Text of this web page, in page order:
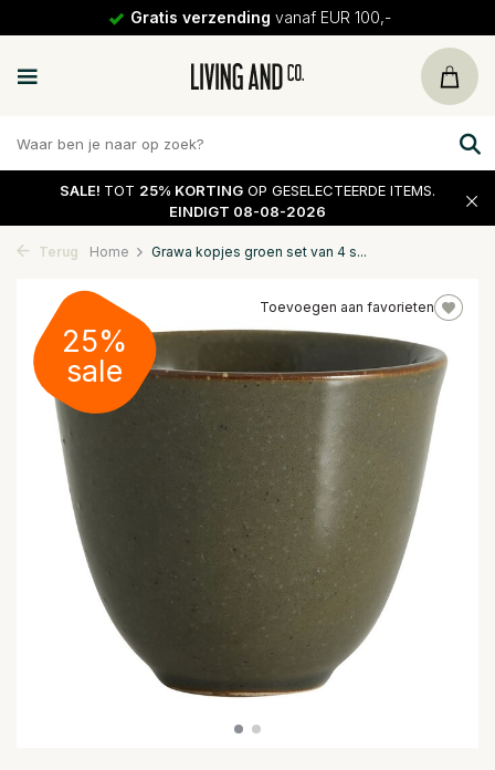
Gratis verzending vanaf EUR 100,-
SALE! TOT 25% KORTING OP GESELECTEERDE ITEMS.
EINDIGT 08-08-2026
Terug Home Grawa kopjes groen set van 4 s...
Toevoegen aan favorieten
25%
sale